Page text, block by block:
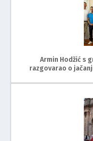
Armin Hodžić s
razgovarao o